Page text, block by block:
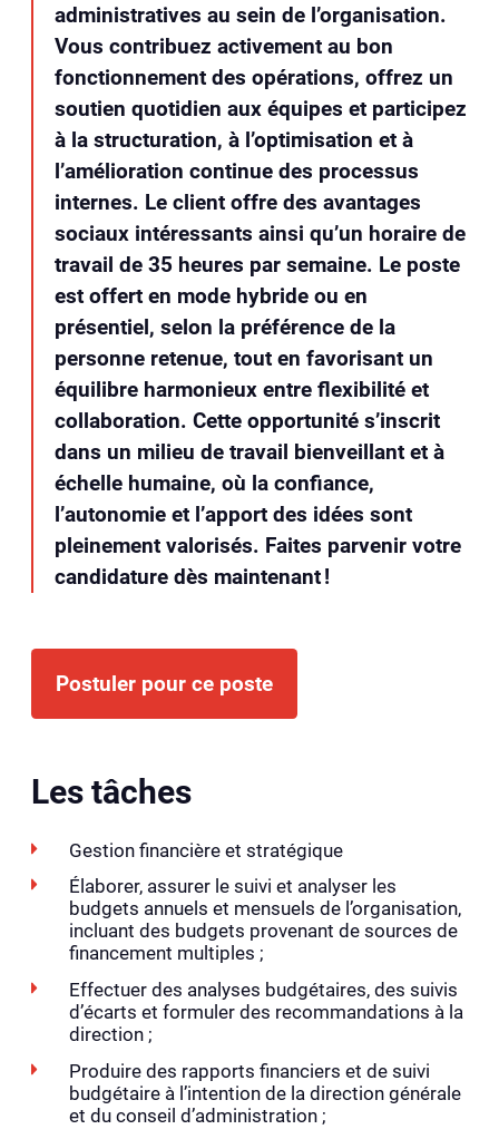
administratives au sein de l’organisation.
Vous contribuez activement au bon
fonctionnement des opérations, offrez un
soutien quotidien aux équipes et participez
à la structuration, à l’optimisation et à
l’amélioration continue des processus
internes. Le client offre des avantages
sociaux intéressants ainsi qu’un horaire de
travail de 35 heures par semaine. Le poste
est offert en mode hybride ou en
présentiel, selon la préférence de la
personne retenue, tout en favorisant un
équilibre harmonieux entre flexibilité et
collaboration. Cette opportunité s’inscrit
dans un milieu de travail bienveillant et à
échelle humaine, où la confiance,
l’autonomie et l’apport des idées sont
pleinement valorisés. Faites parvenir votre
candidature dès maintenant !
Postuler pour ce poste
Les tâches
Gestion financière et stratégique
Élaborer, assurer le suivi et analyser les
budgets annuels et mensuels de l’organisation,
incluant des budgets provenant de sources de
financement multiples ;
Effectuer des analyses budgétaires, des suivis
d’écarts et formuler des recommandations à la
direction ;
Produire des rapports financiers et de suivi
budgétaire à l’intention de la direction générale
et du conseil d’administration ;